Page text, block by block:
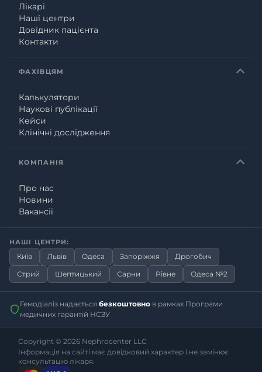
Лікарі
Наші центри
Довідник пацієнта
Контакти
ФАХІВЦЯМ
Калькулятори
Наукові публікації
Кейси
Клінічні дослідження
КОМПАНІЯ
Про нас
Новини
Вакансії
НАШІ ЦЕНТРИ:
Київ Львів Одеса Запоріжжя
Дрогобич
Стрий
Шептицький Сарни Рівне Одеса №2
Гемодіаліз надається безкоштовно в рамках Програми
медичних гарантій НСЗУ
Copyright © 2026 Nephrocenter LLC
Інформація на сайті має довідковий характер і не замінює
консультацію лікаря.